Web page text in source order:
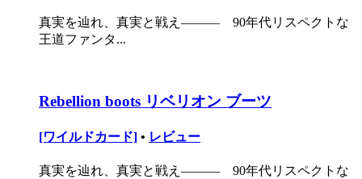
真実を辿れ、真実と戦え――― 90年代リスペクトな
王道ファンタ...
Rebellion boots リベリオン ブーツ
[ワイルドカード] • レビュー
真実を辿れ、真実と戦え――― 90年代リスペクトな